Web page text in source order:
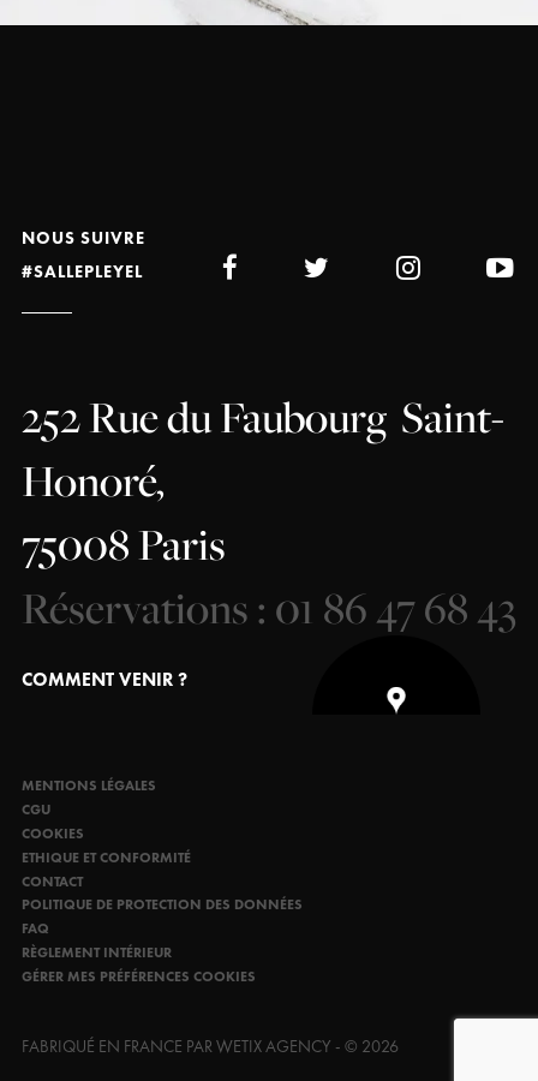
NOUS SUIVRE
#SALLEPLEYEL
252 Rue du Faubourg Saint-
Honoré,
75008 Paris
Réservations : 01 86 47 68 43
COMMENT VENIR ?
MENTIONS LÉGALES
CGU
COOKIES
ETHIQUE ET CONFORMITÉ
CONTACT
POLITIQUE DE PROTECTION DES DONNÉES
FAQ
RÈGLEMENT INTÉRIEUR
GÉRER MES PRÉFÉRENCES COOKIES
FABRIQUÉ EN FRANCE PAR WETIX AGENCY - © 2026